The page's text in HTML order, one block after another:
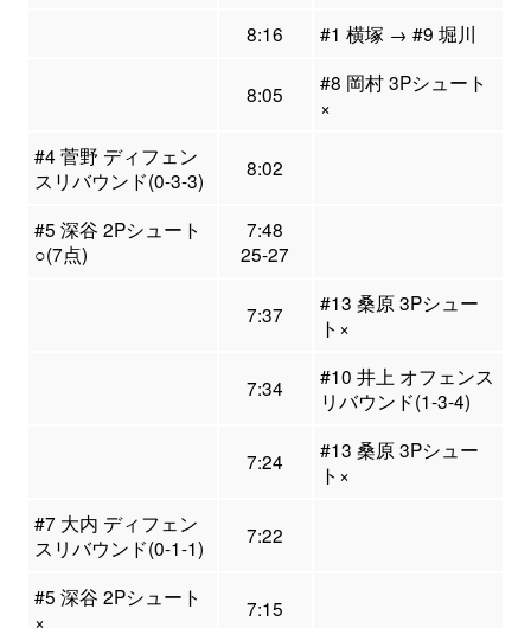
8:16
#1 横塚 → #9 堀川
8:05
#8 岡村 3Pシュート
×
#4 菅野 ディフェン
スリバウンド(0-3-3)
8:02
#5 深谷 2Pシュート
○(7点)
7:48
25-27
7:37
#13 桑原 3Pシュー
ト×
7:34
#10 井上 オフェンス
リバウンド(1-3-4)
7:24
#13 桑原 3Pシュー
ト×
#7 大内 ディフェン
スリバウンド(0-1-1)
7:22
#5 深谷 2Pシュート
×
7:15